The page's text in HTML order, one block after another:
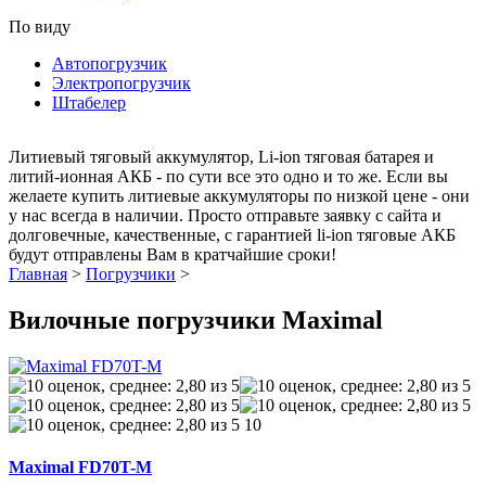
По виду
Автопогрузчик
Электропогрузчик
Штабелер
Литиевый тяговый аккумулятор, Li-ion тяговая батарея и
литий-ионная АКБ - по сути все это одно и то же. Если вы
желаете купить литиевые аккумуляторы по низкой цене - они
у нас всегда в наличии. Просто отправьте заявку с сайта и
долговечные, качественные, с гарантией li-ion тяговые АКБ
будут отправлены Вам в кратчайшие сроки!
Главная > Погрузчики >
Вилочные погрузчики Maximal
10
Maximal FD70T-M